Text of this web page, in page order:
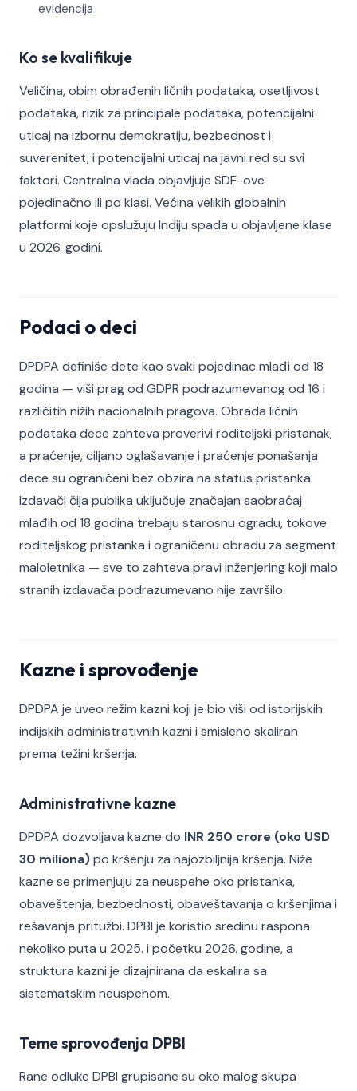
evidencija
Ko se kvalifikuje
Veličina, obim obrađenih ličnih podataka, osetljivost
podataka, rizik za principale podataka, potencijalni
uticaj na izbornu demokratiju, bezbednost i
suverenitet, i potencijalni uticaj na javni red su svi
faktori. Centralna vlada objavljuje SDF-ove
pojedinačno ili po klasi. Većina velikih globalnih
platformi koje opslužuju Indiju spada u objavljene klase
u 2026. godini.
Podaci o deci
DPDPA definiše dete kao svaki pojedinac mlađi od 18
godina — viši prag od GDPR podrazumevanog od 16 i
različitih nižih nacionalnih pragova. Obrada ličnih
podataka dece zahteva proverivi roditeljski pristanak,
a praćenje, ciljano oglašavanje i praćenje ponašanja
dece su ograničeni bez obzira na status pristanka.
Izdavači čija publika uključuje značajan saobraćaj
mlađih od 18 godina trebaju starosnu ogradu, tokove
roditeljskog pristanka i ograničenu obradu za segment
maloletnika — sve to zahteva pravi inženjering koji malo
stranih izdavača podrazumevano nije završilo.
Kazne i sprovođenje
DPDPA je uveo režim kazni koji je bio viši od istorijskih
indijskih administrativnih kazni i smisleno skaliran
prema težini kršenja.
Administrativne kazne
DPDPA dozvoljava kazne do INR 250 crore (oko USD
30 miliona)po kršenju za najozbiljnija kršenja. Niže
kazne se primenjuju za neuspehe oko pristanka,
obaveštenja, bezbednosti, obaveštavanja o kršenjima i
rešavanja pritužbi. DPBI je koristio sredinu raspona
nekoliko puta u 2025. i početku 2026. godine, a
struktura kazni je dizajnirana da eskalira sa
sistematskim neuspehom.
Teme sprovođenja DPBI
Rane odluke DPBI grupisane su oko malog skupa